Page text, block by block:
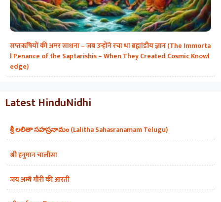
सप्तऋषियों की अमर साधना – जब उन्होंने रचा था ब्रह्मांडीय ज्ञान (The Immorta
l Penance of the Saptarishis – When They Created Cosmic Knowl
edge)
Latest HinduNidhi
శ్రీ లలితా సహస్రనామం (Lalitha Sahasranamam Telugu)
श्री हनुमान चालीसा
जय अम्बे गौरी की आरती